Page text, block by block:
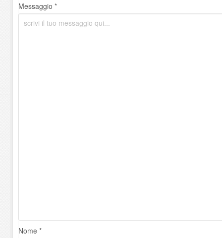
Messaggio *
Nome *